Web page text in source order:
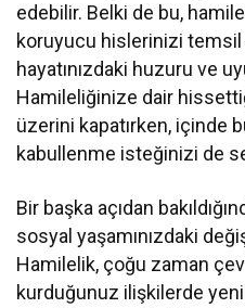
edebilir. Belki de bu,
koruyucu hislerinizi temsil
hayatınızdaki huzuru ve
Hamileliğinize dair
üzerini kapatırken, içinde
kabullenme isteğinizi de
Bir başka açıdan
sosyal yaşamınızdaki
Hamilelik, çoğu zaman
kurduğunuz ilişkilerde